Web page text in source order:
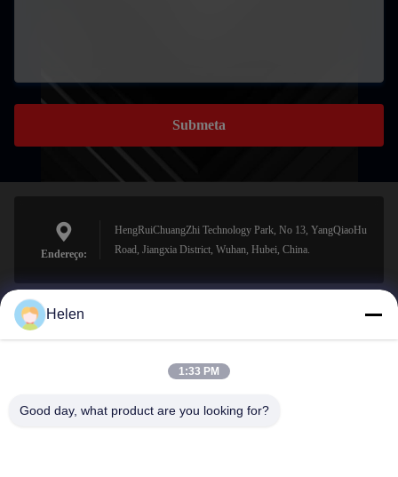
Submeta
Endereço:
HengRuiChuangZhi Technology Park, No 13, YangQiaoHu
Road, Jiangxia District, Wuhan, Hubei, China.
sales@perfectlaser.net
Helen
1:33 PM
Good day, what product are you looking for?